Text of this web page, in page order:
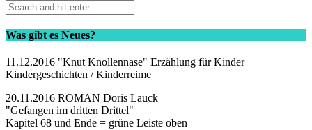
Was gibt es Neues?
11.12.2016 "Knut Knollennase" Erzählung für Kinder
Kindergeschichten / Kinderreime
20.11.2016 ROMAN Doris Lauck
"Gefangen im dritten Drittel"
Kapitel 68 und Ende = grüne Leiste oben